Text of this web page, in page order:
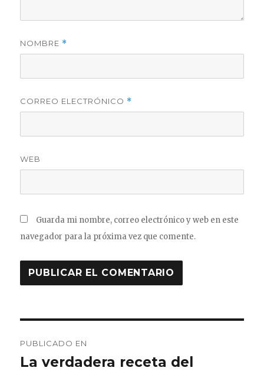
NOMBRE *
CORREO ELECTRÓNICO *
WEB
Guarda mi nombre, correo electrónico y web en este
navegador para la próxima vez que comente.
de
PUBLICADO EN
La verdadera receta del